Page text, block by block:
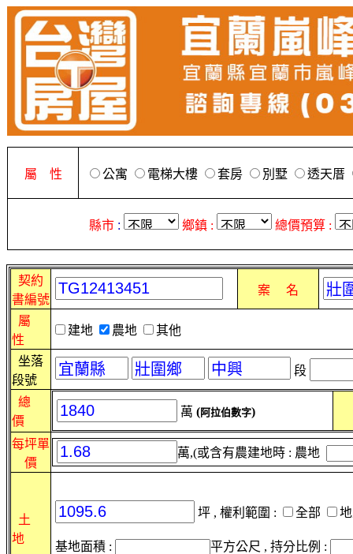
屬 性 公寓 電梯大樓 套房 別墅 透天厝
縣市 : 鄉鎮 : 總價預算 :
契約
書編號
案 名
屬
性
建地 農地 其他
坐落
段號
段
總
價
萬 (阿拉伯數字)
每坪單
價
萬,(或含有農建地時 : 農地
土
地
坪 , 權利範圍 : 全部
基地面積 : 平方公尺 , 持分比例 :